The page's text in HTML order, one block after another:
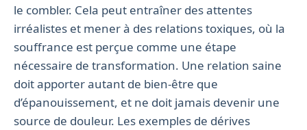
le combler. Cela peut entraîner des attentes
irréalistes et mener à des relations toxiques, où la
souffrance est perçue comme une étape
nécessaire de transformation. Une relation saine
doit apporter autant de bien-être que
d’épanouissement, et ne doit jamais devenir une
source de douleur. Les exemples de dérives